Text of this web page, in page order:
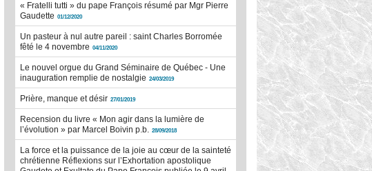
« Fratelli tutti » du pape François résumé par Mgr Pierre
Gaudette 01/12/2020
Un pasteur à nul autre pareil : saint Charles Borromée
fêté le 4 novembre 04/11/2020
Le nouvel orgue du Grand Séminaire de Québec - Une
inauguration remplie de nostalgie 24/03/2019
Prière, manque et désir 27/01/2019
Recension du livre « Mon agir dans la lumière de
l’évolution » par Marcel Boivin p.b. 28/09/2018
La force et la puissance de la joie au cœur de la sainteté
chrétienne Réflexions sur l’Exhortation apostolique